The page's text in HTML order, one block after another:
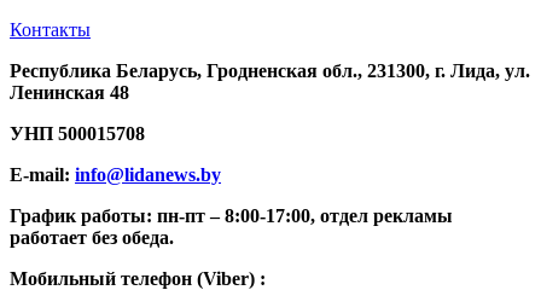
Контакты
Республика Беларусь, Гродненская обл., 231300, г. Лида, ул.
Ленинская 48
УНП 500015708
E-mail: info@lidanews.by
График работы: пн-пт –8:00-17:00, отдел рекламы
работает без обеда.
Мобильный телефон (Viber) :